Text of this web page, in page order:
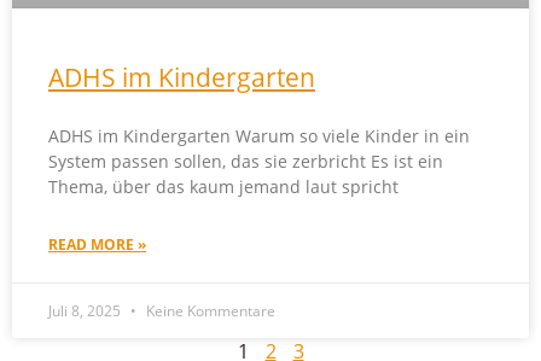
ADHS im Kindergarten
ADHS im Kindergarten Warum so viele Kinder in ein
System passen sollen, das sie zerbricht Es ist ein
Thema, über das kaum jemand laut spricht
READ MORE »
Juli 8, 2025 Keine Kommentare
1 2 3